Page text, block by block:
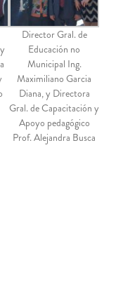
Director Gral. de
Educación no
Municipal Ing.
Maximiliano Garcia
Diana, y Directora
Gral. de Capacitación y
Apoyo pedagógico
Prof. Alejandra Busca